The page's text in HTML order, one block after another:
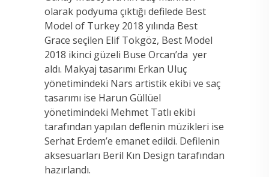
olarak podyuma çıktığı defilede Best
Model of Turkey 2018 yılında Best
Grace seçilen Elif Tokgöz, Best Model
2018 ikinci güzeli Buse Orcan’da yer
aldı. Makyaj tasarımı Erkan Uluç
yönetimindeki Nars artistik ekibi ve saç
tasarımı ise Harun Güllüel
yönetimindeki Mehmet Tatlı ekibi
tarafından yapılan deflenin müzikleri ise
Serhat Erdem’e emanet edildi. Defilenin
aksesuarları Beril Kın Design tarafından
hazırlandı.